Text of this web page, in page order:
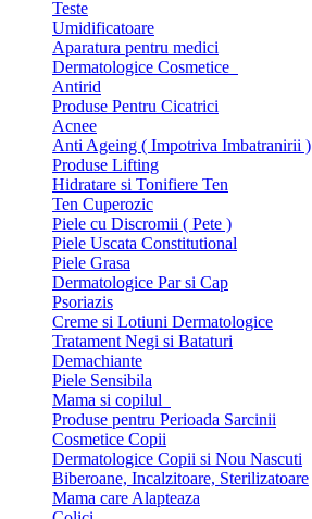
Teste
Umidificatoare
Aparatura pentru medici
Dermatologice Cosmetice
Antirid
Produse Pentru Cicatrici
Acnee
Anti Ageing ( Impotriva Imbatranirii )
Produse Lifting
Hidratare si Tonifiere Ten
Ten Cuperozic
Piele cu Discromii ( Pete )
Piele Uscata Constitutional
Piele Grasa
Dermatologice Par si Cap
Psoriazis
Creme si Lotiuni Dermatologice
Tratament Negi si Bataturi
Demachiante
Piele Sensibila
Mama si copilul
Produse pentru Perioada Sarcinii
Cosmetice Copii
Dermatologice Copii si Nou Nascuti
Biberoane, Incalzitoare, Sterilizatoare
Mama care Alapteaza